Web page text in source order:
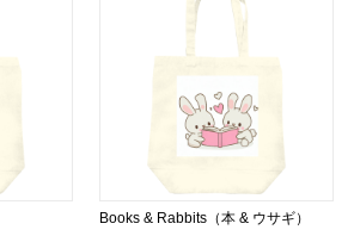
Books & Rabbits（本 & ウサギ）